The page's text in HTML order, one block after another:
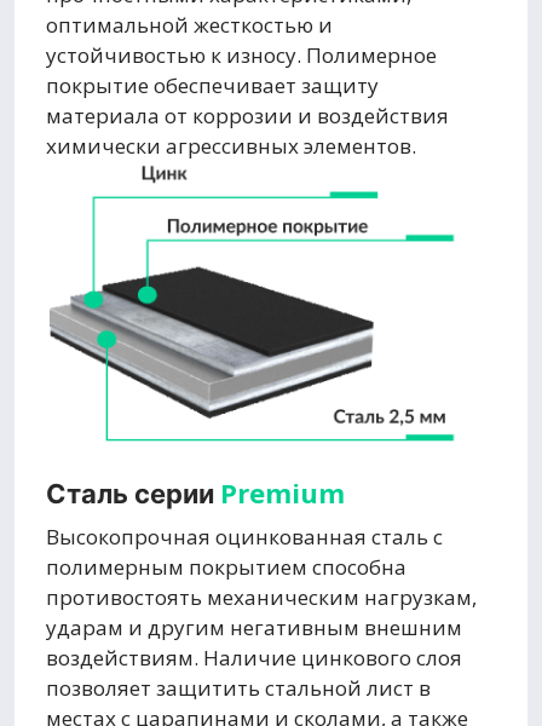
оптимальной жесткостью и
устойчивостью к износу. Полимерное
покрытие обеспечивает защиту
материала от коррозии и воздействия
химически агрессивных элементов.
Сталь серии Premium
Высокопрочная оцинкованная сталь с
полимерным покрытием способна
противостоять механическим нагрузкам,
ударам и другим негативным внешним
воздействиям. Наличие цинкового слоя
позволяет защитить стальной лист в
местах с царапинами и сколами, а также